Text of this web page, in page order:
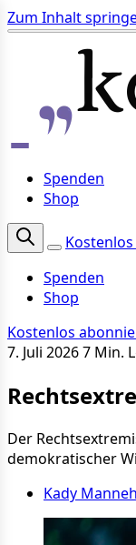
Zum Inhalt
Spenden
Shop
Spenden
Shop
Kostenlos
7. Juli 20267 Min.
Der
demokratischer
Kady Manneh